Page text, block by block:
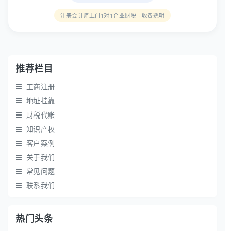
注册会计师上门1对1企业财税 · 收费透明
推荐栏目
工商注册
地址挂靠
财税代账
知识产权
客户案例
关于我们
常见问题
联系我们
热门头条